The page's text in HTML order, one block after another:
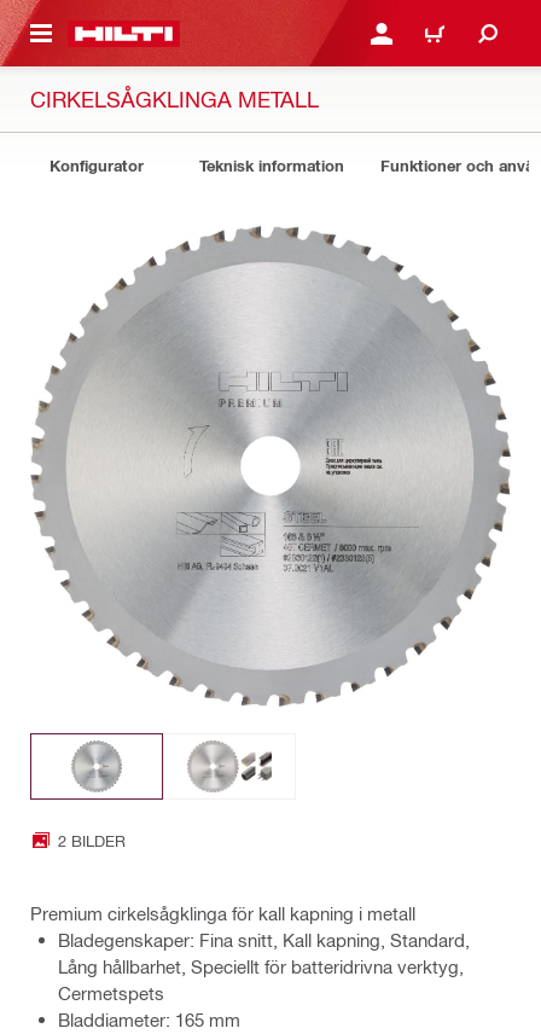
GÅ TILL HUVUDSIDAN LOGGA IN ELLER
VARUKORG
CIRKELSÅGKLINGA METALL
Konfigurator Teknisk information Funktioner och
2 BILDER
Premium cirkelsågklinga för kall kapning i metall
Bladegenskaper: Fina snitt, Kall kapning, Standard,
Lång hållbarhet, Speciellt för batteridrivna verktyg,
Cermetspets
Bladdiameter: 165 mm